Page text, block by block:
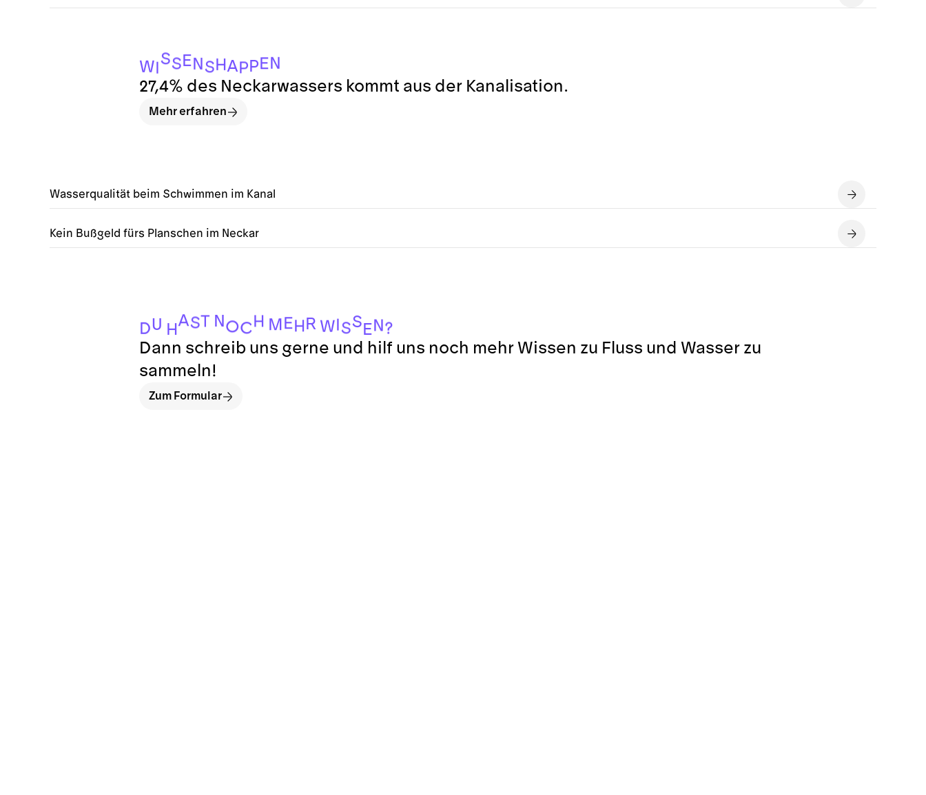
Wasserqualität beim Schwimmen im Kanal
Kein Bußgeld fürs Planschen im Neckar
WISSE N SHAPPE N
27,4% des Neckarwassers kommt aus der Kanalisation.
Mehr erfahren
DU HAS T NOCH M EH R W SSEN?
Dann schreib uns gerne und hilf uns noch mehr Wissen zu Fluss und Wasser zu
sammeln!
Zum Formular